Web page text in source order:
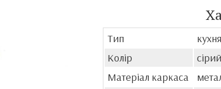
Тип
Колір
сірий
Матеріал каркаса